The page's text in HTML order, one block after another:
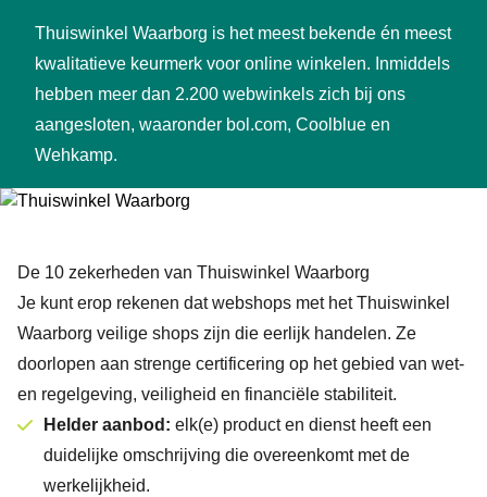
Thuiswinkel Waarborg is het meest bekende én meest
kwalitatieve keurmerk voor online winkelen. Inmiddels
hebben meer dan 2.200 webwinkels zich bij ons
aangesloten, waaronder bol.com, Coolblue en
Wehkamp.
De 10 zekerheden van Thuiswinkel Waarborg
Je kunt erop rekenen dat webshops met het Thuiswinkel
Waarborg veilige shops zijn die eerlijk handelen. Ze
doorlopen aan strenge certificering op het gebied van wet-
en regelgeving, veiligheid en financiële stabiliteit.
Helder aanbod: elk(e) product en dienst heeft een
duidelijke omschrijving die overeenkomt met de
werkelijkheid.